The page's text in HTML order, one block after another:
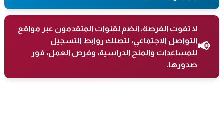
📢
لا تفوت الفرصة، انضم لقنوات المتقدمون عبر مواقع
التواصل الاجتماعي، لتصلك روابط التسجيل
للمساعدات والمنح الدراسية، وفرص العمل، فور
صدورها.